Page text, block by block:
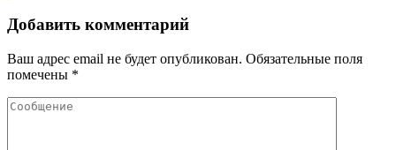
Добавить комментарий
Ваш адрес email не будет опубликован. Обязательные поля
помечены *